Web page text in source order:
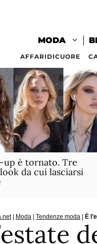
MODA
AFFARIDICUORE
up è tornato. Tre
da cui lasciarsi
| Moda | Tendenze moda | È